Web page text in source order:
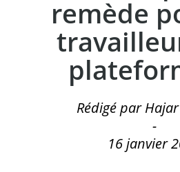
remède
Rédigé par
-
16 janvier